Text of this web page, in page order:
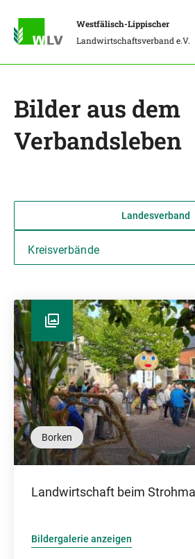
Westfälisch-Lippischer
Landwirtschaftsverband e.V.
Bilder aus dem
Verbandsleben
Landesverband
Kreisverbände
Borken
Landwirtschaft beim
Bildergalerie anzeigen